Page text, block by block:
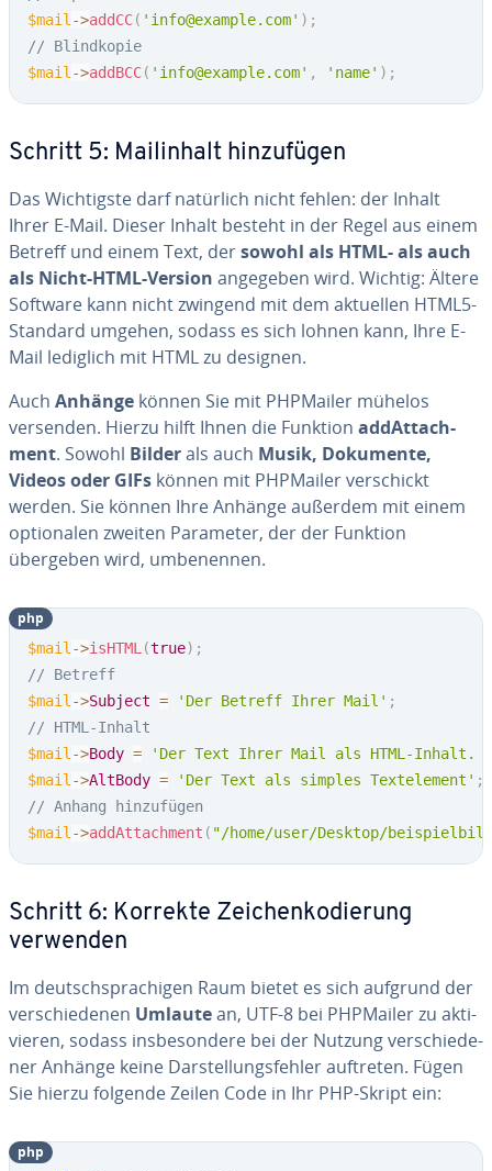
$mail ->addCC( 'info@example.com' ) ;
// Blindkopie
$mail ->addBCC( 'info@example.com' , 'name' ) ;
Schritt 5: Mailin­halt hin­zu­fü­gen
Das Wich­tigs­te darf natürlich nicht fehlen: der Inhalt
Ihrer E-Mail. Dieser Inhalt besteht in der Regel aus einem
Betreff und einem Text, dersowohl als HTML- als auch
als Nicht-HTML-Version angegeben wird. Wichtig: Ältere
Software kann nicht zwingend mit dem aktuellen HTML5-
Standard umgehen, sodass es sich lohnen kann, Ihre E-
Mail lediglich mit HTML zu designen.
Auch Anhänge können Sie mit PHPMailer mühelos
versenden. Hierzu hilft Ihnen die Funktion add­At­tach­
ment. Sowohl Bilderals auch Musik, Dokumente,
Videos oder GIFs können mit PHPMailer ver­schickt
werden. Sie können Ihre Anhänge außerdem mit einem
op­tio­na­len zweiten Parameter, der der Funktion
übergeben wird, um­be­nen­nen.
$mail ->isHTML (true) ;
// Betreff
$mail ->Subject = 'Der Betreff Ihrer Mail' ;
// HTML-Inhalt
$mail ->Body =
'Der Text Ihrer Mail als HTML-Inhalt.
$mail ->AltBody = 'Der Text als simples Textelement' ;
// Anhang hinzufügen
$mail ->addAttachment ( "/home/user/Desktop/
php
Schritt 6: Korrekte Zei­chen­ko­die­rung
verwenden
Im deutsch­spra­chi­gen Raum bietet es sich aufgrund der
ver­schie­de­nen Umlautean, UTF-8 bei PHPMailer zu ak­ti­
vie­ren, sodass ins­be­son­de­re bei der Nutzung ver­schie­de­
ner Anhänge keine Dar­stel­lungs­feh­ler auftreten. Fügen
Sie hierzu folgende Zeilen Code in Ihr PHP-Skript ein:
php